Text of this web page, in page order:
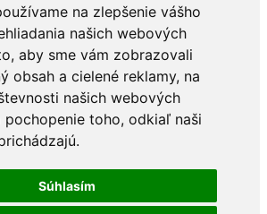
na zlepšenie vášho
našich webových
aby sme vám zobrazovali
obsah a cielené reklamy, na
našich webových
pochopenie toho, odkiaľ naši
Súhlasím